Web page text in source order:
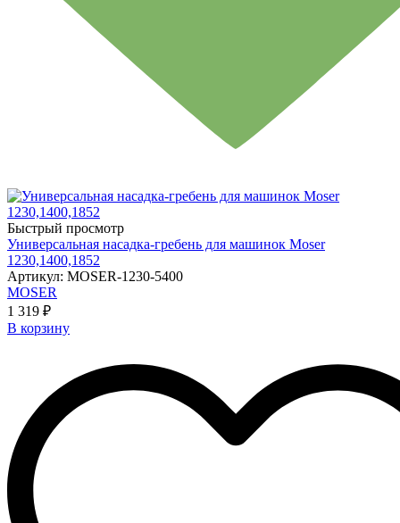
Быстрый просмотр
Универсальная насадка-гребень для машинок Moser
1230,1400,1852
Артикул: MOSER-1230-5400
MOSER
1 319 ₽
В корзину